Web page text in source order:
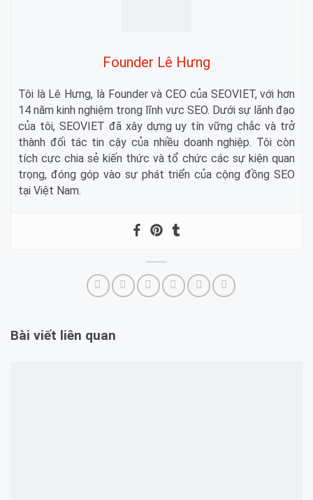
Founder Lê Hưng
Tôi là Lê Hưng, là Founder và CEO của SEOVIET, với hơn
14 năm kinh nghiệm trong lĩnh vực SEO. Dưới sự lãnh đạo
của tôi, SEOVIET đã xây dựng uy tín vững chắc và trở
thành đối tác tin cậy của nhiều doanh nghiệp. Tôi còn
tích cực chia sẻ kiến thức và tổ chức các sự kiện quan
trọng, đóng góp vào sự phát triển của cộng đồng SEO
tại Việt Nam.
Bài viết liên quan